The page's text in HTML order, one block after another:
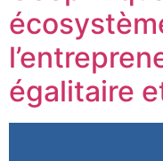
égalitaire